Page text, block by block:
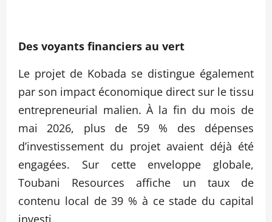
Des voyants financiers au vert
Le projet de Kobada se distingue également
par son impact économique direct sur le tissu
entrepreneurial malien. À la fin du mois de
mai 2026, plus de 59 % des dépenses
d’investissement du projet avaient déjà été
engagées. Sur cette enveloppe globale,
Toubani Resources affiche un taux de
contenu local de 39 % à ce stade du capital
investi.